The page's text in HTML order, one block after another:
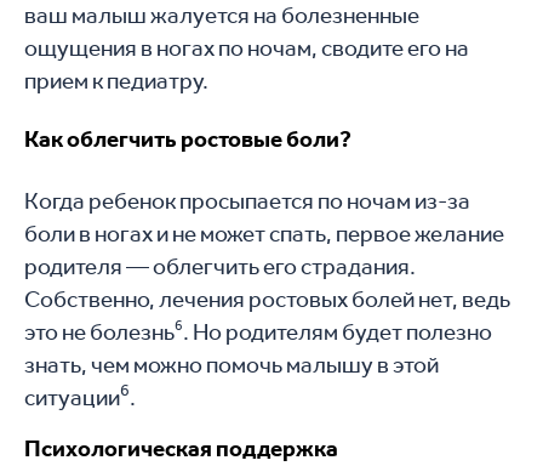
ваш малыш жалуется на болезненные
ощущения в ногах по ночам, сводите его на
прием к педиатру.
Как облегчить ростовые боли?
Когда ребенок просыпается по ночам из-за
боли в ногах и не может спать, первое желание
родителя — облегчить его страдания.
Собственно, лечения ростовых болей нет, ведь
это не болезнь6. Но родителям будет полезно
знать, чем можно помочь малышу в этой
ситуации6.
Психологическая поддержка